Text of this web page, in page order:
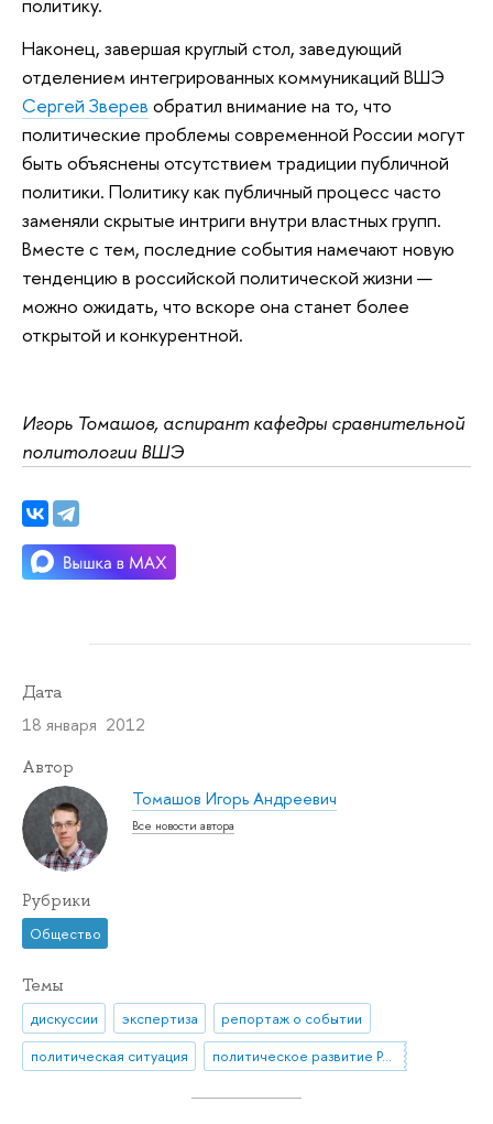
Наконец, завершая круглый стол, заведующий
отделением интегрированных коммуникаций ВШЭ
Сергей Зверев обратил внимание на то, что
политические проблемы современной России могут
быть объяснены отсутствием традиции публичной
политики. Политику как публичный процесс часто
заменяли скрытые интриги внутри властных групп.
Вместе с тем, последние события намечают новую
тенденцию в российской политической жизни —
можно ожидать, что вскоре она станет более
открытой и конкурентной.
Игорь Томашов, аспирант кафедры сравнительной
политологии ВШЭ
Дата
18 января 2012
Автор
Томашов Игорь Андреевич
Все новости автора
Рубрики
Общество
Темы
дискуссии экспертиза
репортаж о событии
политическая ситуация
политическое развитие России